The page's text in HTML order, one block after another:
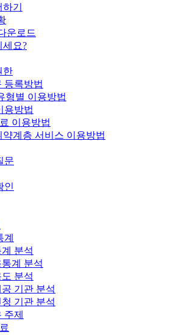
기
운로드
세요?
한
등록방법
형별 이용방법
용방법
이용방법
약계층 서비스 이용방법
문
인
계
분석
계 분석
분석
기관 분석
기관 분석
주제